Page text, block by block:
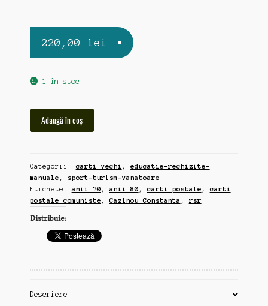
220,00 lei
1 în stoc
megararitate,
anii
60
(zz175)
Adaugă în coș
Categorii:carti vechi , educatie-rechizite-
manuale ,
sport-turism-vanatoare
Etichete:anii 70 ,anii 80 ,carti postale ,carti
postale comuniste ,Cazinou Constanta , rsr
Distribuie:
Descriere